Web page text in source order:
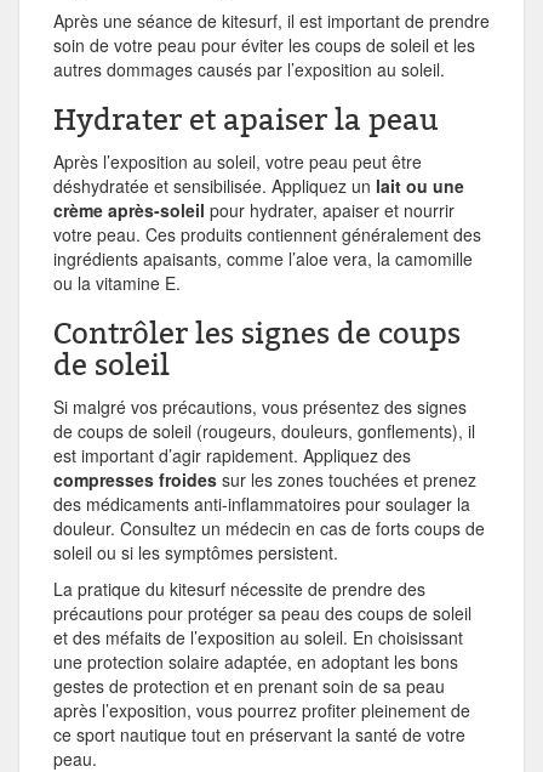
Après une séance de kitesurf, il est important de prendre
soin de votre peau pour éviter les coups de soleil et les
autres dommages causés par l’exposition au soleil.
Hydrater et apaiser la peau
Après l’exposition au soleil, votre peau peut être
déshydratée et sensibilisée. Appliquez un lait ou une
crème après-soleil pour hydrater, apaiser et nourrir
votre peau. Ces produits contiennent généralement des
ingrédients apaisants, comme l’aloe vera, la camomille
ou la vitamine E.
Contrôler les signes de coups
de soleil
Si malgré vos précautions, vous présentez des signes
de coups de soleil (rougeurs, douleurs, gonflements), il
est important d’agir rapidement. Appliquez des
compresses froides sur les zones touchées et prenez
des médicaments anti-inflammatoires pour soulager la
douleur. Consultez un médecin en cas de forts coups de
soleil ou si les symptômes persistent.
La pratique du kitesurf nécessite de prendre des
précautions pour protéger sa peau des coups de soleil
et des méfaits de l’exposition au soleil. En choisissant
une protection solaire adaptée, en adoptant les bons
gestes de protection et en prenant soin de sa peau
après l’exposition, vous pourrez profiter pleinement de
ce sport nautique tout en préservant la santé de votre
peau.